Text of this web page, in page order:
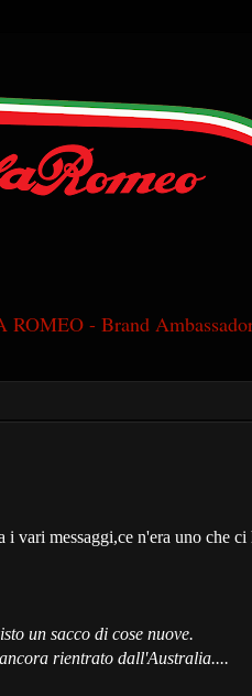
- Brand
vari messaggi,ce n'era uno che ci
un sacco di cose nuove.
rientrato dall'Australia....